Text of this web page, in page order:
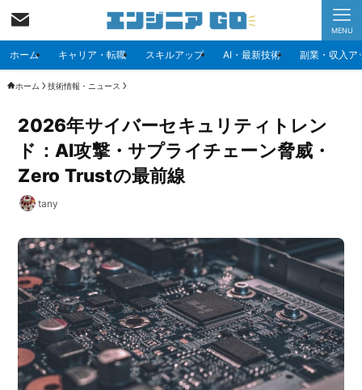
MENU
ホーム キャリア・転職 スキルアップ AI・最新技術 副業・収入ア
ホーム 技術情報・ニュース
2026年サイバーセキュリティトレン
ド：AI攻撃・サプライチェーン脅威・
Zero Trustの最前線
tany